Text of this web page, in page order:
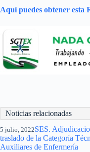
Aquí puedes obtener esta
Noticias relacionadas
5 julio, 2022SES.
traslado de la Categoría
Auxiliares de Enfermería